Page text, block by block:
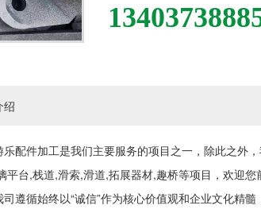
绍
乐配件加工是我们主要服务的项目之一，除此之外
平台,栈道,滑索,滑道,拓展器材,趣桥等项目，欢迎您
司遵循始终以“诚信”作为核心价值观和企业文化精髓